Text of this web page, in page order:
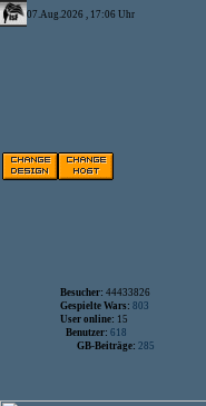
07.Aug.2026 , 17:06 Uhr
Besucher: 44433826
Gespielte Wars: 803
User online: 15
Benutzer: 618
GB-Beiträge: 285